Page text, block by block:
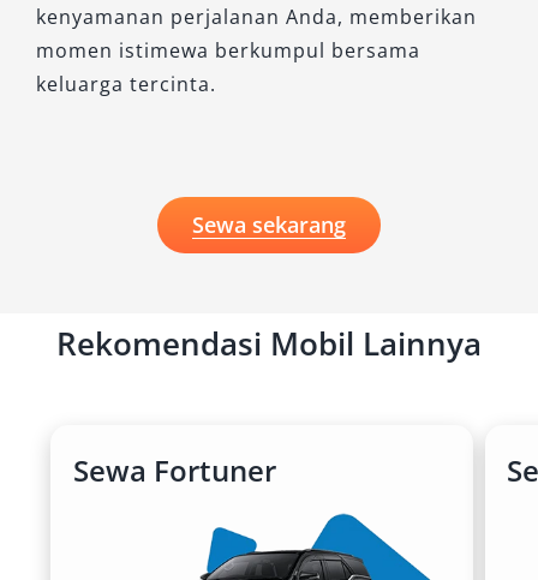
kenyamanan perjalanan Anda, memberikan
momen istimewa berkumpul bersama
keluarga tercinta.
Sewa sekarang
Rekomendasi Mobil Lainnya
Sewa Fortuner